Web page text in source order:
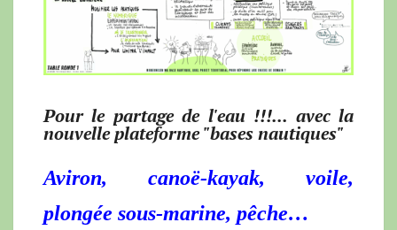
Pour le partage de l'eau !!!... avec la
nouvelle plateforme "bases nautiques"
Aviron, canoë-kayak, voile,
plongée sous-marine, pêche…